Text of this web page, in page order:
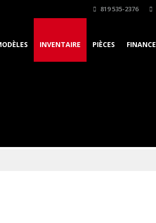
819 535-2376
INVENTAIRE PIÈCES